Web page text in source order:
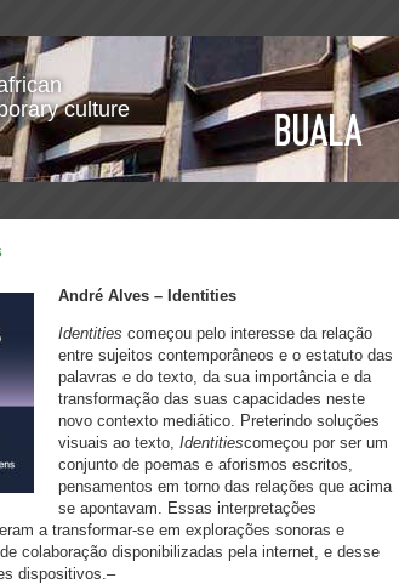
culture
André Alves – Identities
Identities começou pelo interesse da relação
entre sujeitos contemporâneos e o estatuto das
palavras e do texto, da sua importância e da
transformação das suas capacidades neste
novo contexto mediático. Preterindo soluções
visuais ao texto, Identitiescomeçou por ser um
conjunto de poemas e aforismos escritos,
pensamentos em torno das relações que acima
se apontavam. Essas interpretações
a transformar-se em explorações sonoras e
colaboração disponibilizadas pela internet, e desse
dispositivos.–